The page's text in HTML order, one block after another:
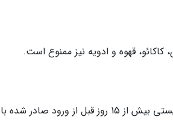
قهوه و ادویه نیز ممنوع است.
صادر شده باشد.